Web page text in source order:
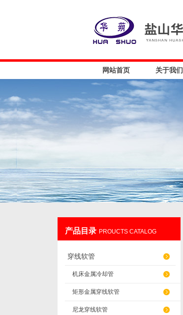
网站首页 关于我们
产品目录 PROUCTS CATALOG
穿线软管
机床金属冷却管
矩形金属穿线软管
尼龙穿线软管